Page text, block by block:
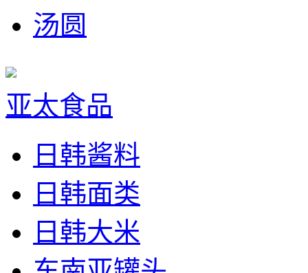
汤圆
亚太食品
日韩酱料
日韩面类
日韩大米